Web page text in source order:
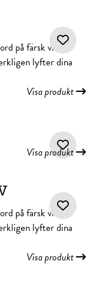
på färsk vitlök
lyfter dina
Visa produkt
Visa produkt
på färsk vitlök
lyfter dina
Visa produkt